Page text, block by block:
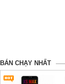
BÁN CHẠY NHẤT